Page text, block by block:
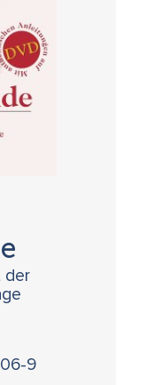
der
9